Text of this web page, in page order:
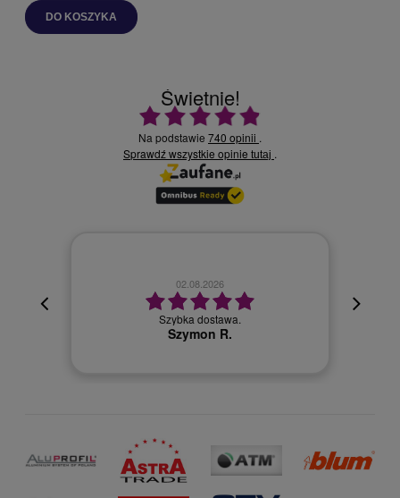
DO KOSZYKA
Świetnie!
Ocena średnia 4.9 na 5
Na podstawie 740 opinii .
Sprawdź wszystkie opinie tutaj .
02.08.2026
Szybka dostawa.
Szymon R.